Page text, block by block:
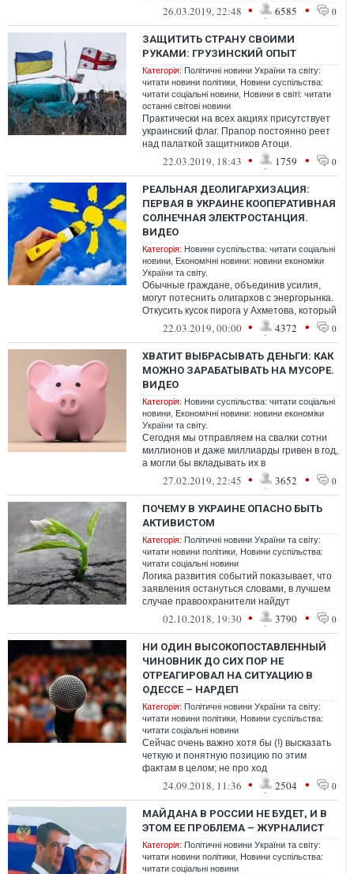
испортить им этот праздник. Подтягивае...
26.03.2019, 22:48 • 6585 • 0
ЗАЩИТИТЬ СТРАНУ СВОИМИ
РУКАМИ: ГРУЗИНСКИЙ ОПЫТ
Категорія: Політичні новини України та світу:
читати новини політики Новини суспільства:
читати соціальні новини Новини в світі: читати
останні світові новини
Практически на всех акциях присутствует
украинский флаг. Прапор постоянно реет
над палаткой защитников Атоци.
Участники движения уверены в том, что
22.03.2019, 18:43 • 1759 • 0
РЕАЛЬНАЯ ДЕОЛИГАРХИЗАЦИЯ:
ПЕРВАЯ В УКРАИНЕ КООПЕРАТИВНАЯ
СОЛНЕЧНАЯ ЭЛЕКТРОСТАНЦИЯ.
ВИДЕО
Категорія: Новини суспільства: читати соціальні
новини Економічні новини: новини економіки
України та світу.
Обычные граждане, объединив усилия,
могут потеснить олигархов с энергорынка.
Откусить кусок пирога у Ахметова, который
сегодня много вкладывается в ал...
22.03.2019, 00:00 • 4372 • 0
ХВАТИТ ВЫБРАСЫВАТЬ ДЕНЬГИ: КАК
МОЖНО ЗАРАБАТЫВАТЬ НА МУСОРЕ.
ВИДЕО
Категорія: Новини суспільства: читати соціальні
новини Економічні новини: новини економіки
України та світу.
Сегодня мы отправляем на свалки сотни
миллионов и даже миллиарды гривен в год,
а могли бы вкладывать их в
благоустройство. Только представьте,
27.02.2019, 22:45 • 3652 • 0
ПОЧЕМУ В УКРАИНЕ ОПАСНО БЫТЬ
АКТИВИСТОМ
Категорія: Політичні новини України та світу:
читати новини політики Новини суспільства:
читати соціальні новини
Логика развития событий показывает, что
заявления остануться словами, в лучшем
случае правоохранители найдут
исполнителей. А вот заказчики могут
02.10.2018, 19:30 • 3790 • 0
НИ ОДИН ВЫСОКОПОСТАВЛЕННЫЙ
ЧИНОВНИК ДО СИХ ПОР НЕ
ОТРЕАГИРОВАЛ НА СИТУАЦИЮ В
ОДЕССЕ – НАРДЕП
Категорія: Політичні новини України та світу:
читати новини політики Новини суспільства:
читати соціальні новини
Сейчас очень важно хотя бы (!) высказать
четкую и понятную позицию по этим
фактам в целом; не про ход
расследования – об этом скажут и так, на
24.09.2018, 11:36 • 2504 • 0
МАЙДАНА В РОССИИ НЕ БУДЕТ, И В
ЭТОМ ЕЕ ПРОБЛЕМА – ЖУРНАЛИСТ
Категорія: Політичні новини України та світу:
читати новини політики Новини суспільства:
читати соціальні новини